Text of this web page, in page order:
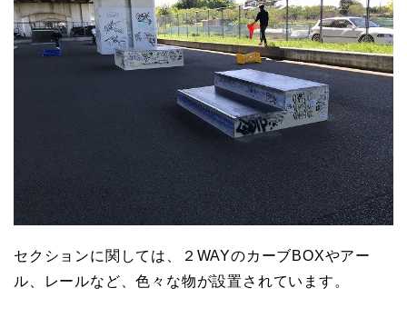
セクションに関しては、２WAYのカーブBOXやアー
ル、レールなど、色々な物が設置されています。